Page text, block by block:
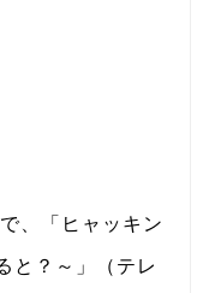
、「ヒャッキン
と？～」（テレ